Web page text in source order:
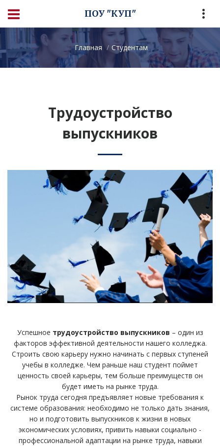
ПОУ "КУП"
Главная Студентам
Трудоустройство
выпускников
Успешное трудоустройство выпускников – один из
факторов эффективной деятельности нашего колледжа.
Строить свою карьеру нужно начинать с первых ступеней
учебы в колледже. Чем раньше наш студент поймет
ценность своей карьеры, тем больше преимуществ он
будет иметь на рынке труда.
Рынок труда сегодня предъявляет новые требования к
системе образования: необходимо не только дать знания,
но и подготовить выпускников к жизни в новых
экономических условиях, привить навыки социально -
профессиональной адаптации на рынке труда, навыки